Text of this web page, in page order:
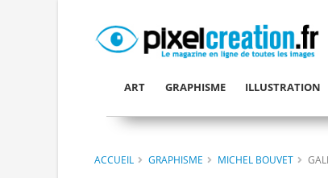
ART GRAPHISME ILLUSTRATION
ACCUEIL GRAPHISME MICHEL BOUVET